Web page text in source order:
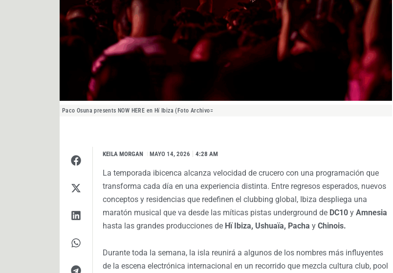
Paco Osuna presents NOW HERE en Hï Ibiza (Foto Archivo=
KEILA MORGAN I MAYO 14, 2026 4:28 AM
La temporada ibicenca alcanza velocidad de crucero con una programación que
transforma cada día en una experiencia distinta. Entre regresos esperados, nuevos
conceptos y residencias que redefinen el clubbing global, Ibiza despliega una
maratón musical que va desde las míticas pistas underground de DC10 y Amnesia
hasta las grandes producciones de Hï Ibiza, Ushuaïa, Pacha y Chinois.
Durante toda la semana, la isla reunirá a algunos de los nombres más influyentes
de la escena electrónica internacional en un recorrido que mezcla cultura club, pool